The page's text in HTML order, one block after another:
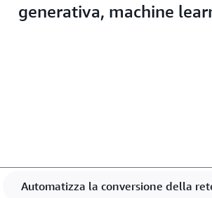
generativa, machine
Automatizza la conversione della